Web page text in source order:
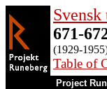
Svensk
671-
(1929-
Table of
Project